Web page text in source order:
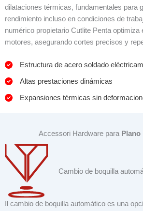
dilataciones térmicas, fundamentales para
rendimiento incluso en condiciones de
numérico propietario Cutlite Penta optimiza
motores, asegurando cortes precisos y
Estructura de acero soldado
Altas prestaciones dinámicas
Expansiones térmicas sin
Accessori Hardware para Plano
Cambio de boquilla
Il cambio de boquilla automático es una